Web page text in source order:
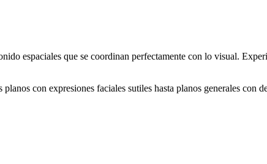
espaciales que se coordinan perfectamente con lo visual.
con expresiones faciales sutiles hasta planos generales con